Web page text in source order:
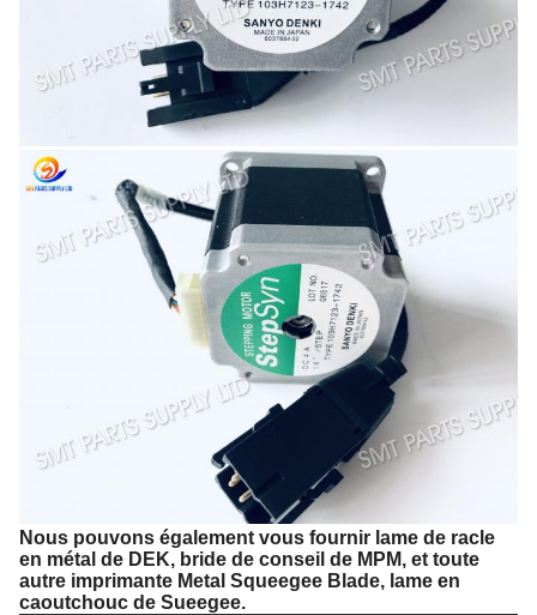
Nous pouvons également vous fournir lame de racle
en métal de DEK, bride de conseil de MPM, et toute
autre imprimante Metal Squeegee Blade, lame en
caoutchouc de Sueegee.